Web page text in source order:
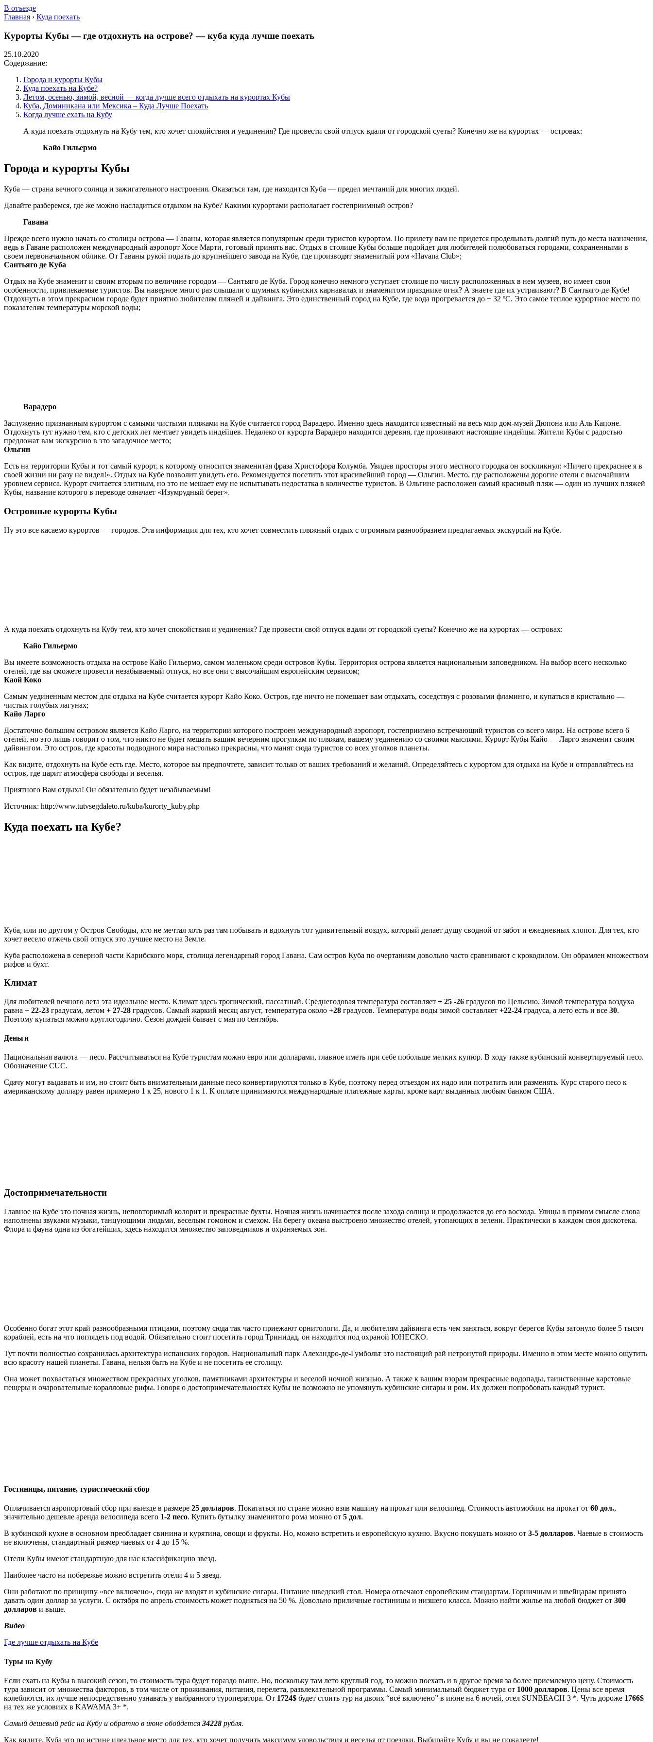
В отъезде
Главная › Куда поехать
Курорты Кубы — где отдохнуть на острове? — куба куда лучше поехать
25.10.2020
Содержание:
Города и курорты Кубы
Куда поехать на Кубе?
Летом, осенью, зимой, весной — когда лучше всего отдыхать на курортах Кубы
Куба, Доминикана или Мексика – Куда Лучше Поехать
Когда лучше ехать на Кубу
А куда поехать отдохнуть на Кубу тем, кто хочет спокойствия и уединения? Где провести свой отпуск вдали от городской суеты? Конечно же на курортах — островах:
Кайо Гильермо
Города и курорты Кубы
Куба — страна вечного солнца и зажигательного настроения. Оказаться там, где находится Куба — предел мечтаний для многих людей.
Давайте разберемся, где же можно насладиться отдыхом на Кубе? Какими курортами располагает гостеприимный остров?
Гавана
Прежде всего нужно начать со столицы острова — Гаваны, которая является популярным среди туристов курортом. По прилету вам не придется проделывать долгий путь до места назначения,
ведь в Гаване расположен международный аэропорт Хосе Марти, готовый принять вас. Отдых в столице Кубы больше подойдет для любителей полюбоваться городами, сохраненными в
своем первоначальном облике. От Гаваны рукой подать до крупнейшего завода на Кубе, где производят знаменитый ром «Havana Club»;
Сантьяго де Куба
Отдых на Кубе знаменит и своим вторым по величине городом — Сантьяго де Куба. Город конечно немного уступает столице по числу расположенных в нем музеев, но имеет свои
особенности, привлекаемые туристов. Вы наверное много раз слышали о шумных кубинских карнавалах и знаменитом празднике огня? А знаете где их устраивают? В Сантьяго-де-Кубе!
Отдохнуть в этом прекрасном городе будет приятно любителям пляжей и дайвинга. Это единственный город на Кубе, где вода прогревается до + 32 ºС. Это самое теплое курортное место по
показателям температуры морской воды;
Варадеро
Заслуженно признанным курортом с самыми чистыми пляжами на Кубе считается город Варадеро. Именно здесь находится известный на весь мир дом-музей Дюпона или Аль Капоне.
Отдохнуть тут нужно тем, кто с детских лет мечтает увидеть индейцев. Недалеко от курорта Варадеро находится деревня, где проживают настоящие индейцы. Жители Кубы с радостью
предложат вам экскурсию в это загадочное место;
Ольгин
Есть на территории Кубы и тот самый курорт, к которому относится знаменитая фраза Христофора Колумба. Увидев просторы этого местного городка он воскликнул: «Ничего прекраснее я в
своей жизни ни разу не видел!». Отдых на Кубе позволит увидеть его. Рекомендуется посетить этот красивейший город — Ольгин. Место, где расположены дорогие отели с высочайшим
уровнем сервиса. Курорт считается элитным, но это не мешает ему не испытывать недостатка в количестве туристов. В Ольгине расположен самый красивый пляж — один из лучших пляжей
Кубы, название которого в переводе означает «Изумрудный берег».
Островные курорты Кубы
Ну это все касаемо курортов — городов. Эта информация для тех, кто хочет совместить пляжный отдых с огромным разнообразием предлагаемых экскурсий на Кубе.
А куда поехать отдохнуть на Кубу тем, кто хочет спокойствия и уединения? Где провести свой отпуск вдали от городской суеты? Конечно же на курортах — островах:
Кайо Гильермо
Вы имеете возможность отдыха на острове Кайо Гильермо, самом маленьком среди островов Кубы. Территория острова является национальным заповедником. На выбор всего несколько
отелей, где вы сможете провести незабываемый отпуск, но все они с высочайшим европейским сервисом;
Каой Коко
Самым уединенным местом для отдыха на Кубе считается курорт Кайо Коко. Остров, где ничто не помешает вам отдыхать, соседствуя с розовыми фламинго, и купаться в кристально —
чистых голубых лагунах;
Кайо Ларго
Достаточно большим островом является Кайо Ларго, на территории которого построен международный аэропорт, гостеприимно встречающий туристов со всего мира. На острове всего 6
отелей, но это лишь говорит о том, что никто не будет мешать вашим вечерним прогулкам по пляжам, вашему уединению со своими мыслями. Курорт Кубы Кайо — Ларго знаменит своим
дайвингом. Это остров, где красоты подводного мира настолько прекрасны, что манят сюда туристов со всех уголков планеты.
Как видите, отдохнуть на Кубе есть где. Место, которое вы предпочтете, зависит только от ваших требований и желаний. Определяйтесь с курортом для отдыха на Кубе и отправляйтесь на
остров, где царит атмосфера свободы и веселья.
Приятного Вам отдыха! Он обязательно будет незабываемым!
Источник: http://www.tutvsegdaleto.ru/kuba/kurorty_kuby.php
Куда поехать на Кубе?
Куба, или по другом у Остров Свободы, кто не мечтал хоть раз там побывать и вдохнуть тот удивительный воздух, который делает душу сводной от забот и ежедневных хлопот. Для тех, кто
хочет весело отжечь свой отпуск это лучшее место на Земле.
Куба расположена в северной части Карибского моря, столица легендарный город Гавана. Сам остров Куба по очертаниям довольно часто сравнивают с крокодилом. Он обрамлен множеством
рифов и бухт.
Климат
Для любителей вечного лета эта идеальное место. Климат здесь тропический, пассатный. Среднегодовая температура составляет + 25 -26 градусов по Цельсию. Зимой температура воздуха
равна + 22-23 градусам, летом + 27-28 градусов. Самый жаркий месяц август, температура около +28 градусов. Температура воды зимой составляет +22-24 градуса, а лето есть и все 30.
Поэтому купаться можно круглогодично. Сезон дождей бывает с мая по сентябрь.
Деньги
Национальная валюта — песо. Рассчитываться на Кубе туристам можно евро или долларами, главное иметь при себе побольше мелких купюр. В ходу также кубинский конвертируемый песо.
Обозначение CUC.
Сдачу могут выдавать и им, но стоит быть внимательным данные песо конвертируются только в Кубе, поэтому перед отъездом их надо или потратить или разменять. Курс старого песо к
американскому доллару равен примерно 1 к 25, нового 1 к 1. К оплате принимаются международные платежные карты, кроме карт выданных любым банком США.
Достопримечательности
Главное на Кубе это ночная жизнь, неповторимый колорит и прекрасные бухты. Ночная жизнь начинается после захода солнца и продолжается до его восхода. Улицы в прямом смысле слова
наполнены звуками музыки, танцующими людьми, веселым гомоном и смехом. На берегу океана выстроено множество отелей, утопающих в зелени. Практически в каждом своя дискотека.
Флора и фауна одна из богатейших, здесь находится множество заповедников и охраняемых зон.
Особенно богат этот край разнообразными птицами, поэтому сюда так часто приежают орнитологи. Да, и любителям дайвинга есть чем заняться, вокруг берегов Кубы затонуло более 5 тысяч
кораблей, есть на что поглядеть под водой. Обязательно стоит посетить город Тринидад, он находится под охраной ЮНЕСКО.
Тут почти полностью сохранилась архитектура испанских городов. Национальный парк Алехандро-де-Гумбольт это настоящий рай нетронутой природы. Именно в этом месте можно ощутить
всю красоту нашей планеты. Гавана, нельзя быть на Кубе и не посетить ее столицу.
Она может похвастаться множеством прекрасных уголков, памятниками архитектуры и веселой ночной жизнью. А также к вашим взорам прекрасные водопады, таинственные карстовые
пещеры и очаровательные коралловые рифы. Говоря о достопримечательностях Кубы не возможно не упомянуть кубинские сигары и ром. Их должен попробовать каждый турист.
Гостиницы, питание, туристический сбор
Оплачивается аэропортовый сбор при выезде в размере 25 долларов. Покататься по стране можно взяв машину на прокат или велосипед. Стоимость автомобиля на прокат от 60 дол.,
значительно дешевле аренда велосипеда всего 1-2 песо. Купить бутылку знаменитого рома можно от 5 дол.
В кубинской кухне в основном преобладает свинина и курятина, овощи и фрукты. Но, можно встретить и европейскую кухню. Вкусно покушать можно от 3-5 долларов. Чаевые в стоимость
не включены, стандартный размер чаевых от 4 до 15 %.
Отели Кубы имеют стандартную для нас классификацию звезд.
Наиболее часто на побережье можно встретить отели 4 и 5 звезд.
Они работают по принципу «все включено», сюда же входят и кубинские сигары. Питание шведский стол. Номера отвечают европейским стандартам. Горничным и швейцарам принято
давать один доллар за услуги. С октября по апрель стоимость может подняться на 50 %. Довольно приличные гостиницы и низшего класса. Можно найти жилье на любой бюджет от 300
долларов и выше.
Видео
Где лучше отдыхать на Кубе
Туры на Кубу
Если ехать на Кубы в высокий сезон, то стоимость тура будет гораздо выше. Но, поскольку там лето круглый год, то можно поехать и в другое время за более приемлемую цену. Стоимость
тура зависит от множества факторов, в том числе от проживания, питания, перелета, развлекательной программы. Самый минимальный бюджет тура от 1000 долларов. Цены все время
колеблются, их лучше непосредственно узнавать у выбранного туроператора. От 1724$ будет стоить тур на двоих “всё включено” в июне на 6 ночей, отел SUNBEACH 3 *. Чуть дороже 1766$
на тех же условиях в KAWAMA 3+ *.
Самый дешевый рейс на Кубу и обратно в июне обойдется 34228 рубля.
Как видите, Куба это по истине идеальное место для тех, кто хочет получить максимум удовольствия и веселья от поездки. Выбирайте Кубу и вы не пожалеете!